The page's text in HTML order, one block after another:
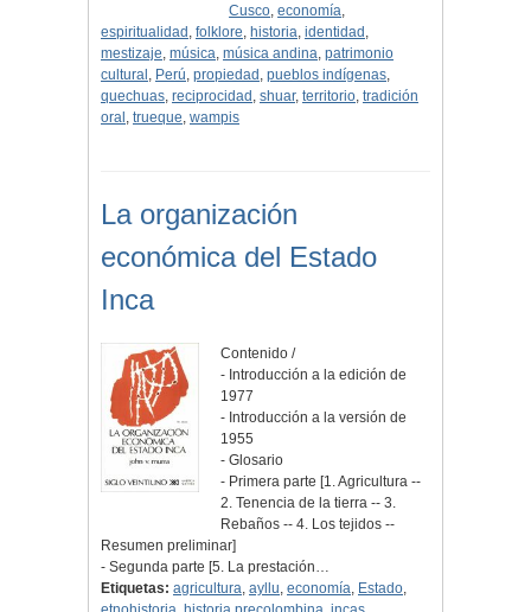
Cusco,economía,
espiritualidad , folklore, historia, identidad ,
mestizaje, música, música andina, patrimonio
cultural , Perú, propiedad , pueblos indígenas,
quechuas, reciprocidad , shuar, territorio, tradición
oral , trueque, wampis
La organización
económica del Estado
Inca
Contenido /
- Introducción a la edición de
1977
- Introducción a la versión de
1955
- Glosario
- Primera parte [1. Agricultura --
2. Tenencia de la tierra -- 3.
Rebaños -- 4. Los tejidos --
Resumen preliminar]
- Segunda parte [5. La prestación…
Etiquetas: agricultura, ayllu, economía, Estado,